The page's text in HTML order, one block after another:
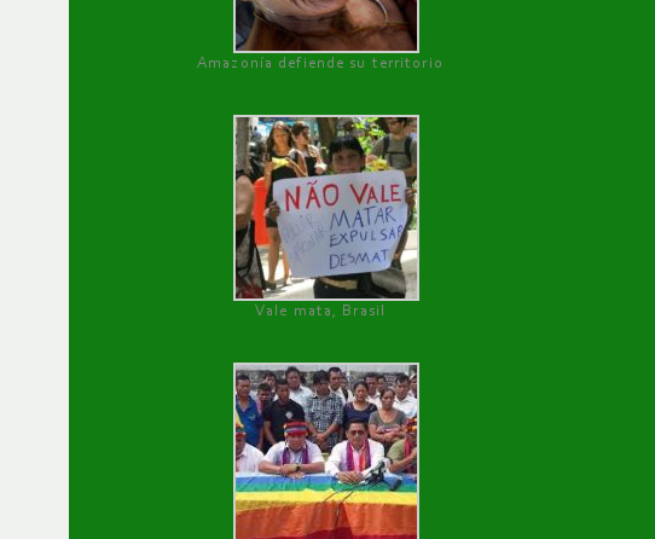
Amazonía defiende su territorio
Vale mata, Brasil